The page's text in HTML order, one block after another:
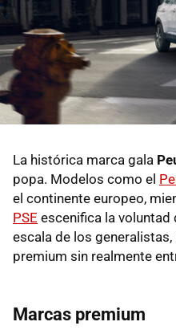
La histórica marca gala
popa. Modelos como el
el continente europeo,
PSE escenifica la voluntad
escala de los
premium sin realmente
Marcas premium